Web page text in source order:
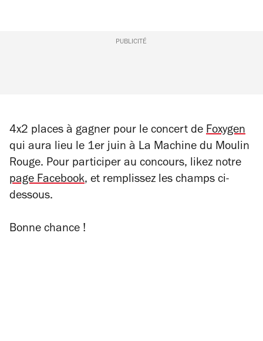
PUBLICITÉ
4x2 places à gagner pour le concert de Foxygen
qui aura lieu le 1er juin à La Machine du Moulin
Rouge. Pour participer au concours, likez notre
page Facebook, et remplissez les champs ci-
dessous.
Bonne chance !